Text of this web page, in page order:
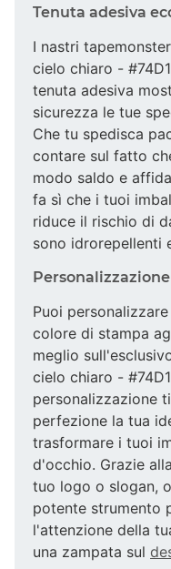
Tenuta adesiva
I nastri
cielo chiaro -
tenuta adesiva
sicurezza le tue
Che tu spedisca
contare sul fatto
modo saldo e
fa sì che i tuoi
riduce il rischio di
sono idrorepellenti
Puoi
colore di stampa
meglio
cielo chiaro -
personalizzazione
perfezione la tua
trasformare i tuoi
d'occhio. Grazie
tuo logo o slogan,
potente strumento
l'attenzione della
una zampata sul